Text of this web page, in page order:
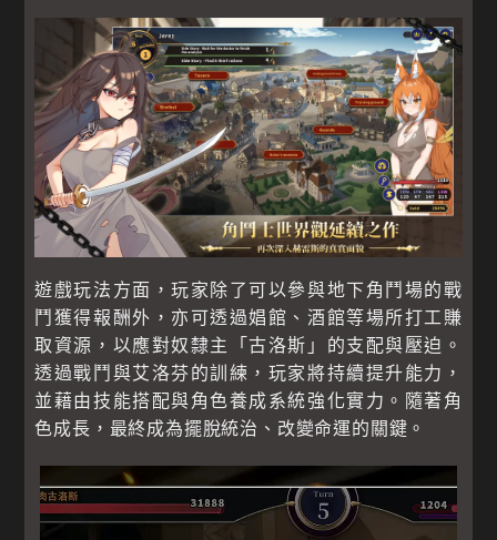
遊戲玩法方面，玩家除了可以參與地下角鬥場的戰
鬥獲得報酬外，亦可透過娼館、酒館等場所打工賺
取資源，以應對奴隸主「古洛斯」的支配與壓迫。
透過戰鬥與艾洛芬的訓練，玩家將持續提升能力，
並藉由技能搭配與角色養成系統強化實力。隨著角
色成長，最終成為擺脫統治、改變命運的關鍵。